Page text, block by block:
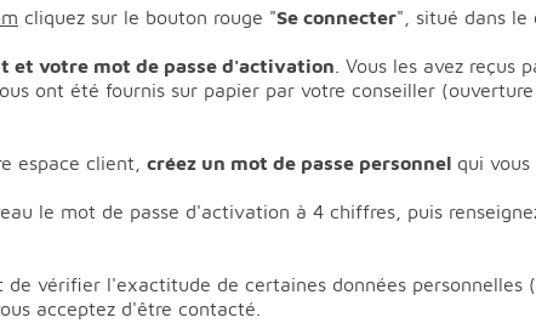
cliquez sur le bouton rouge "Se connecter", situé dans le
et votre mot de passe d'activation . Vous les avez
ont été fournis sur papier par votre conseiller
espace client, créez un mot de passe personnel qui
le mot de passe d'activation à 4 chiffres, puis
de vérifier l'exactitude de certaines données personnelles (
acceptez d'être contacté.